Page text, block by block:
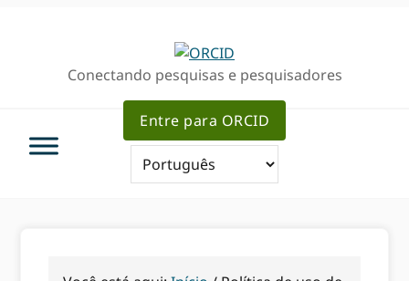
navegaçãoConectando pesquisas e pesquisadores
Entre para ORCID